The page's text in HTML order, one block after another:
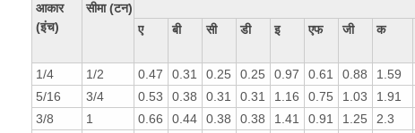
आकार
(इंच)
सीमा (टन)
ए
बी सी डी इ एफ जी क
1/4
1/2 0.47 0.31 0.25 0.25 0.97 0.61 0.88 1.59
5/16
3/4 0.53 0.38 0.31 0.31 1.16 0.75 1.03 1.91
3/8
1 0.66 0.44 0.38 0.38 1.41 0.91 1.25 2.3